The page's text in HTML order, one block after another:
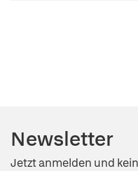
Newsletter
Jetzt anmelden und